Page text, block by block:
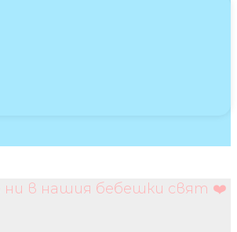
ни в нашия бебешки свят ❤️